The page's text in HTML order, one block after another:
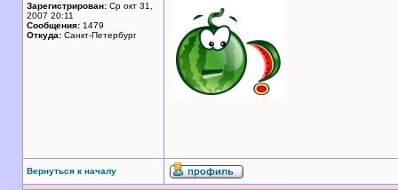
Зарегистрирован: Ср окт 31,
2007 20:11
Сообщения: 1479
Откуда: Санкт-Петербург
Вернуться к началу